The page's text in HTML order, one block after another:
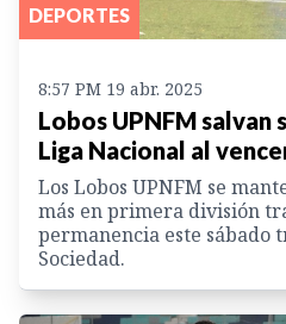
DEPORTES
8:57 PM 19 abr. 2025
Lobos UPNFM salvan
Liga Nacional al
Los Lobos UPNFM se
más en primera división
permanencia este sábado
Sociedad.